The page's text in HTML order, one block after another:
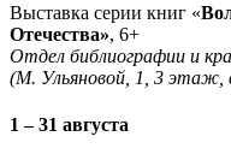
Выставка серии книг «
Отечества», 6+
Отдел библиографии и
(М. Ульяновой, 1, 3 этаж,
1 – 31 августа